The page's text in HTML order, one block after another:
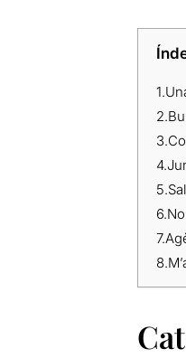
1.
2.
3.
4.
5.
6.
7.
8.